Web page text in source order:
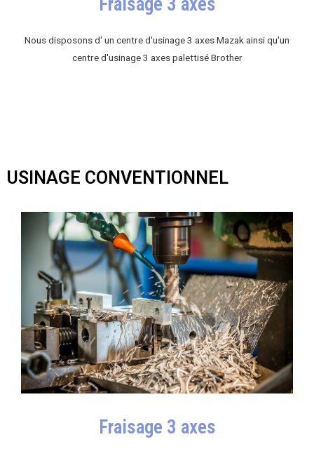
Nous disposons d' un centre d'usinage 3 axes Mazak ainsi qu'un
centre d'usinage 3 axes palettisé Brother
USINAGE CONVENTIONNEL
Fraisage 3 axes